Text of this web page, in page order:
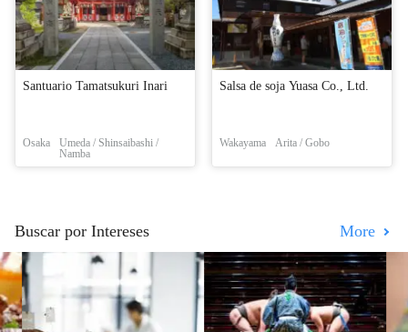
Santuario Tamatsukuri Inari
Osaka
Umeda / Shinsaibashi /
Namba
Salsa de soja Yuasa Co., Ltd.
Wakayama Arita / Gobo
Buscar por Intereses More